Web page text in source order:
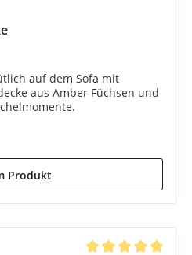
auf dem Sofa mit
aus Amber Füchsen und
Produkt